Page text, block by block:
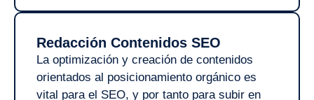
Redacción Contenidos SEO
La optimización y creación de contenidos
orientados al posicionamiento orgánico es
vital para el SEO, y por tanto para subir en